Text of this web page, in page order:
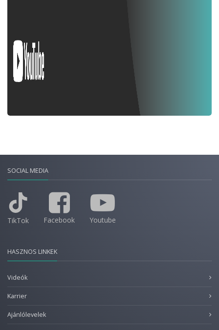
SOCIAL MEDIA
TikTok Facebook Youtube
HASZNOS LINKEK
Videók
Karrier
Ajánlólevelek